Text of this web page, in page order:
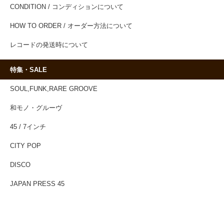
CONDITION / コンディションについて
HOW TO ORDER / オーダー方法について
レコードの発送時について
特集・SALE
SOUL,FUNK,RARE GROOVE
和モノ・グルーヴ
45 / 7インチ
CITY POP
DISCO
JAPAN PRESS 45